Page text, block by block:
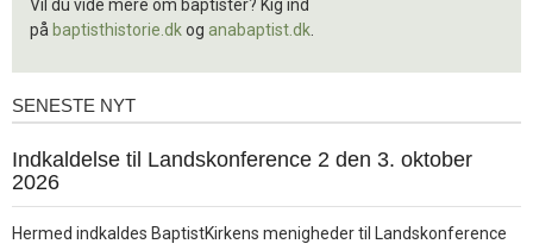
Vil du vide mere om baptister? Kig ind
på baptisthistorie.dkog anabaptist.dk
Seneste
SENESTE NYT
1.
jul.
Indkaldelse til Landskonference 2 den 3. oktober
2026
Hermed indkaldes BaptistKirkens menigheder til Landskonference